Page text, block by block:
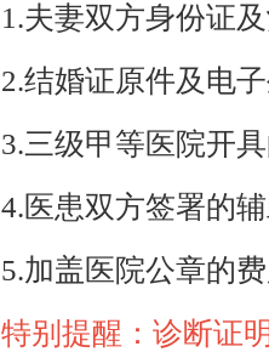
1.夫妻双方身份证
2.结婚证原件及电
3.三级甲等医院开
4.医患双方签署的
5.加盖医院公章的
特别提醒：诊断证